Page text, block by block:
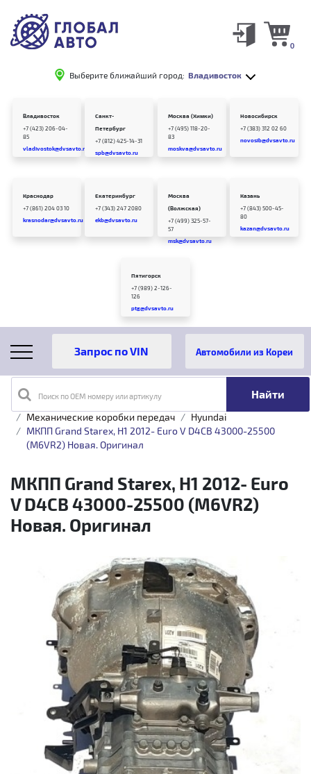
Выберите ближайший город: Владивосток
0
Владивосток
+7 (423) 206-04-
85
vladivostok@dvsavto.ru
Санкт-
Петербург
+7 (812) 425-14-31
spb@dvsavto.ru
Москва (Химки)
+7 (495) 118-20-
83
moskva@dvsavto.ru
Новосибирск
+7 (383) 312 02 60
novosib@dvsavto.ru
Краснодар
+7 (861) 204 03 10
krasnodar@dvsavto.ru
Екатеринбург
+7 (343) 247 2080
ekb@dvsavto.ru
Москва
(Волжская)
+7 (499) 325-57-
57
msk@dvsavto.ru
Казань
+7 (843) 500-45-
80
kazan@dvsavto.ru
Пятигорск
+7 (989) 2-126-
126
ptg@dvsavto.ru
Поиск по OEM номеру или артикулу
Автомобили из Кореи
Главная Каталог товаров
Трансмиссия
Механические коробки передач
Hyundai
МКПП Grand Starex, H1 2012- Euro V D4CB 43000-25500
(M6VR2) Новая. Оригинал
МКПП Grand Starex, H1 2012- Euro
V D4CB 43000-25500 (M6VR2)
Новая. Оригинал